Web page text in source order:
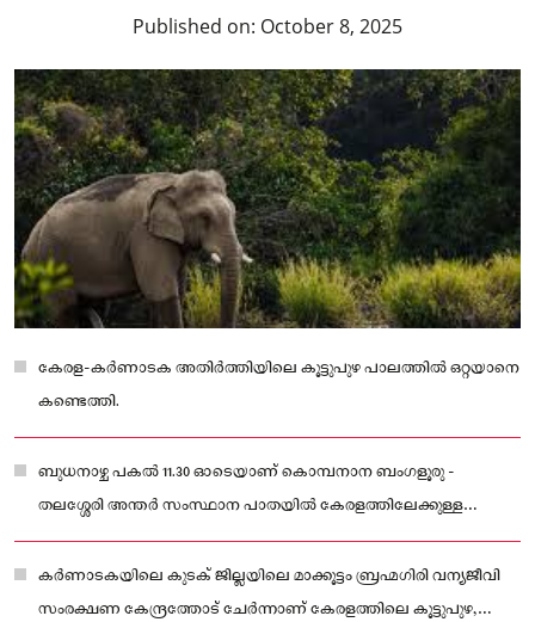
Published on: October 8, 2025
കേരള-കർണാടക അതിർത്തിയിലെ കൂട്ടുപുഴ പാലത്തിൽ ഒറ്റയാനെ
കണ്ടെത്തി.
ബുധനാഴ്ച പകൽ 11.30 ഓടെയാണ് കൊമ്പനാന ബംഗളൂരു -
തലശ്ശേരി അന്തർ സംസ്ഥാന പാതയിൽ കേരളത്തിലേക്കുള്ള
കവാടമായ കൂട്ടുപുഴ പാലത്തിലെത്തിയത്.
കർണാടകയിലെ കുടക് ജില്ലയിലെ മാക്കൂട്ടം ബ്രഹ്മഗിരി വന്യജീവി
സംരക്ഷണ കേന്ദ്രത്തോട് ചേർന്നാണ് കേരളത്തിലെ കൂട്ടുപുഴ,